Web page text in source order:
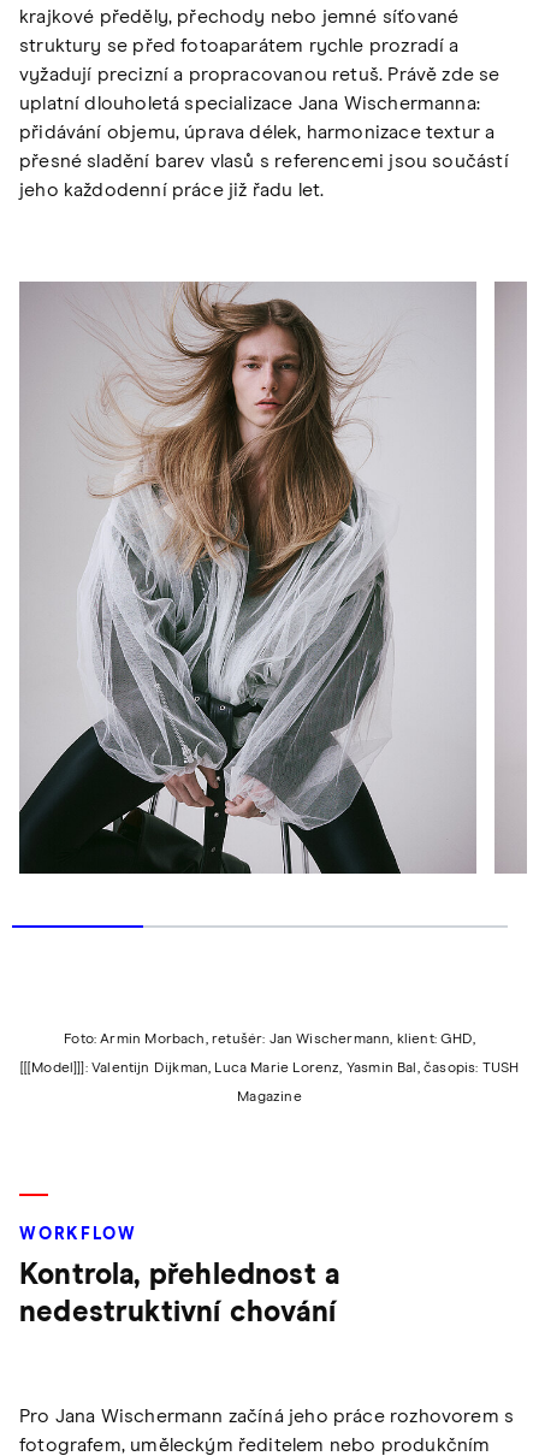
krajkové předěly, přechody nebo jemné síťované
struktury se před fotoaparátem rychle prozradí a
vyžadují precizní a propracovanou retuš. Právě zde se
uplatní dlouholetá specializace Jana Wischermanna:
přidávání objemu, úprava délek, harmonizace textur a
přesné sladění barev vlasů s referencemi jsou součástí
jeho každodenní práce již řadu let.
Foto: Armin Morbach, retušér: Jan Wischermann, klient: GHD,
[[[Model]]]: Valentijn Dijkman, Luca Marie Lorenz, Yasmin Bal, časopis: TUSH
Magazine
WORKFLOW
Kontrola, přehlednost a
nedestruktivní chování
Pro Jana Wischermann začíná jeho práce rozhovorem s
fotografem, uměleckým ředitelem nebo produkčním